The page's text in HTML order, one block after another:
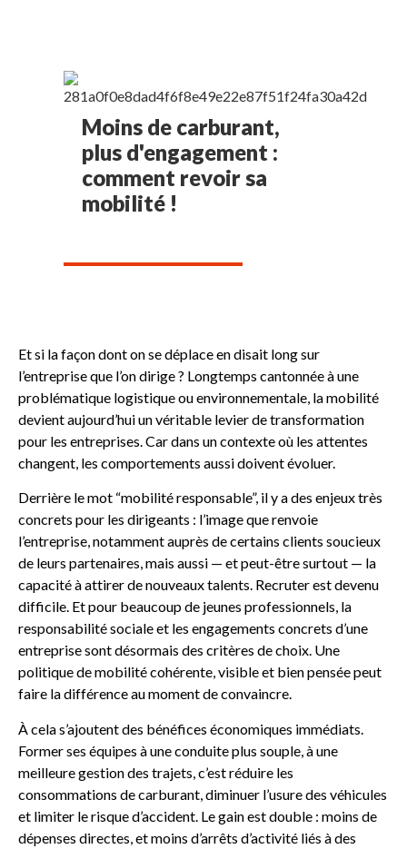
Moins de carburant,
plus d'engagement :
comment revoir sa
mobilité !
Et si la façon dont on se déplace en disait long sur
l’entreprise que l’on dirige ? Longtemps cantonnée à une
problématique logistique ou environnementale, la mobilité
devient aujourd’hui un véritable levier de transformation
pour les entreprises. Car dans un contexte où les attentes
changent, les comportements aussi doivent évoluer.
Derrière le mot “mobilité responsable”, il y a des enjeux très
concrets pour les dirigeants : l’image que renvoie
l’entreprise, notamment auprès de certains clients soucieux
de leurs partenaires, mais aussi — et peut-être surtout — la
capacité à attirer de nouveaux talents. Recruter est devenu
difficile. Et pour beaucoup de jeunes professionnels, la
responsabilité sociale et les engagements concrets d’une
entreprise sont désormais des critères de choix. Une
politique de mobilité cohérente, visible et bien pensée peut
faire la différence au moment de convaincre.
À cela s’ajoutent des bénéfices économiques immédiats.
Former ses équipes à une conduite plus souple, à une
meilleure gestion des trajets, c’est réduire les
consommations de carburant, diminuer l’usure des véhicules
et limiter le risque d’accident. Le gain est double : moins de
dépenses directes, et moins d’arrêts d’activité liés à des